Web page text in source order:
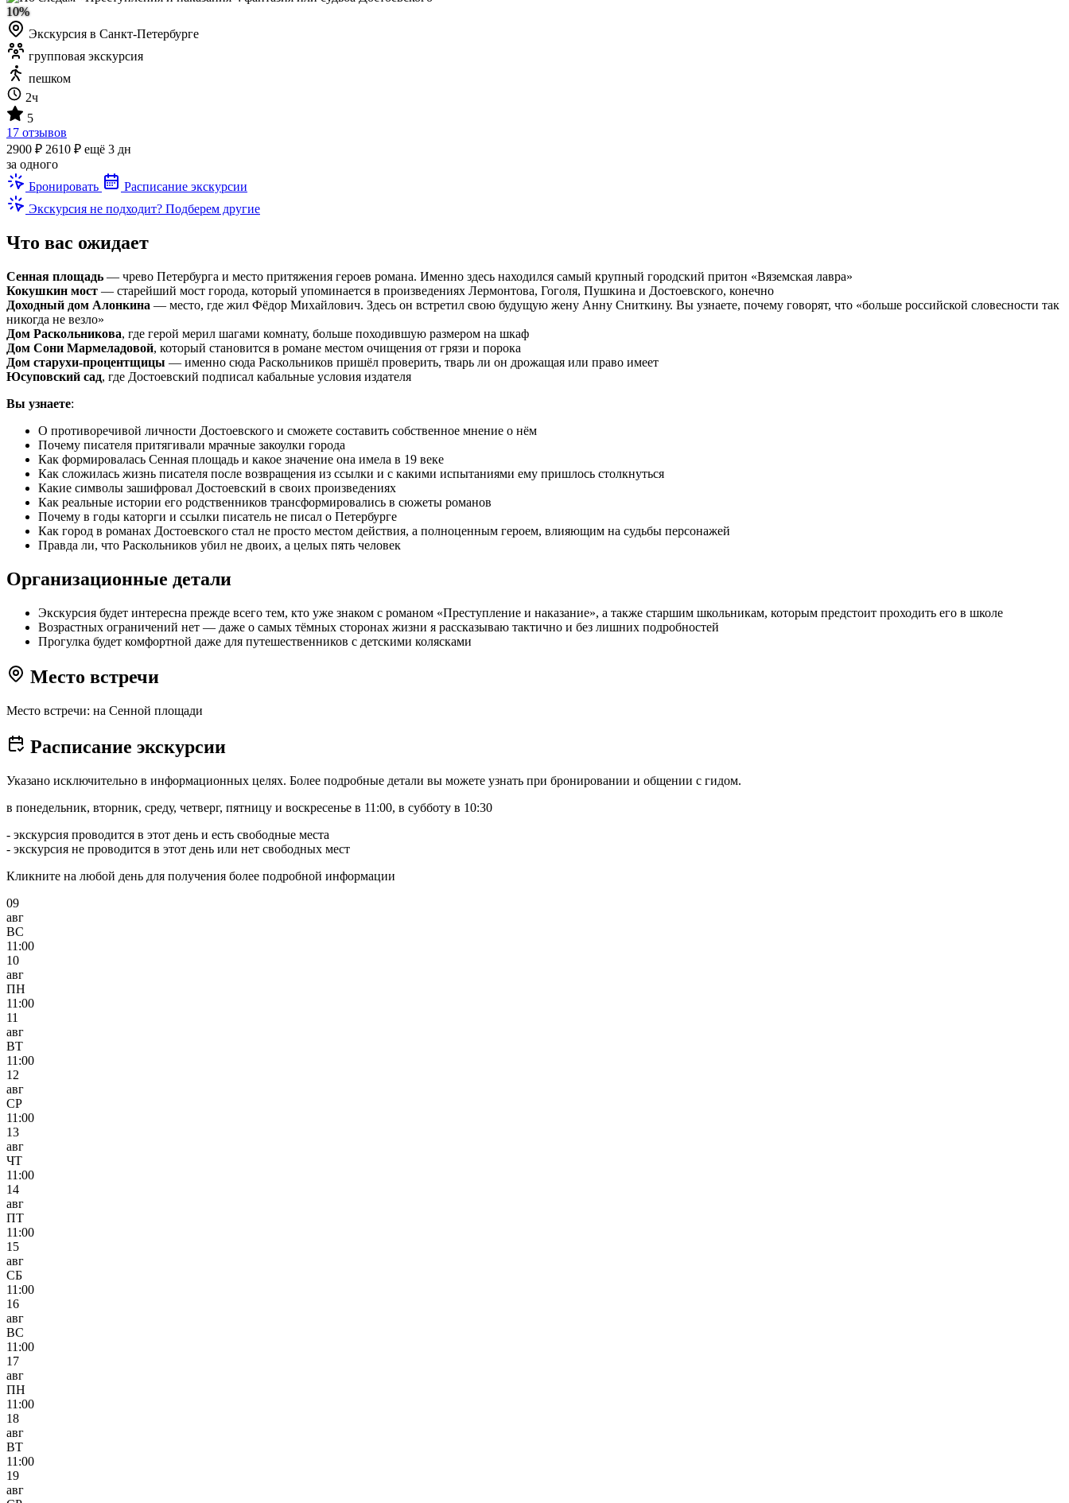
10%
Экскурсия в Санкт-Петербурге
групповая экскурсия
пешком
2ч
5
17 отзывов
2900 ₽ 2610 ₽ ещё 3 дн
за одного
Бронировать
Расписание экскурсии
Экскурсия не подходит? Подберем другие
Что вас ожидает
Сенная площадь — чрево Петербурга и место притяжения героев романа. Именно здесь находился самый крупный городский притон «Вяземская лавра»
Кокушкин мост — старейший мост города, который упоминается в произведениях Лермонтова, Гоголя, Пушкина и Достоевского, конечно
Доходный дом Алонкина — место, где жил Фёдор Михайлович. Здесь он встретил свою будущую жену Анну Сниткину. Вы узнаете, почему говорят, что «больше российской словесности так
никогда не везло»
Дом Раскольникова, где герой мерил шагами комнату, больше походившую размером на шкаф
Дом Сони Мармеладовой, который становится в романе местом очищения от грязи и порока
Дом старухи-процентщицы — именно сюда Раскольников пришёл проверить, тварь ли он дрожащая или право имеет
Юсуповский сад, где Достоевский подписал кабальные условия издателя
Вы узнаете:
О противоречивой личности Достоевского и сможете составить собственное мнение о нём
Почему писателя притягивали мрачные закоулки города
Как формировалась Сенная площадь и какое значение она имела в 19 веке
Как сложилась жизнь писателя после возвращения из ссылки и с какими испытаниями ему пришлось столкнуться
Какие символы зашифровал Достоевский в своих произведениях
Как реальные истории его родственников трансформировались в сюжеты романов
Почему в годы каторги и ссылки писатель не писал о Петербурге
Как город в романах Достоевского стал не просто местом действия, а полноценным героем, влияющим на судьбы персонажей
Правда ли, что Раскольников убил не двоих, а целых пять человек
Организационные детали
Экскурсия будет интересна прежде всего тем, кто уже знаком с романом «Преступление и наказание», а также старшим школьникам, которым предстоит проходить его в школе
Возрастных ограничений нет — даже о самых тёмных сторонах жизни я рассказываю тактично и без лишних подробностей
Прогулка будет комфортной даже для путешественников с детскими колясками
Место встречи
Место встречи: на Сенной площади
Расписание экскурсии
Указано исключительно в информационных целях. Более подробные детали вы можете узнать при бронировании и общении с гидом.
в понедельник, вторник, среду, четверг, пятницу и воскресенье в 11:00, в субботу в 10:30
- экскурсия проводится в этот день и есть свободные места
- экскурсия не проводится в этот день или нет свободных мест
Кликните на любой день для получения более подробной информации
09
авг
ВС
11:00
10
авг
ПН
11:00
11
авг
ВТ
11:00
12
авг
СР
11:00
13
авг
ЧТ
11:00
14
авг
ПТ
11:00
15
авг
СБ
11:00
16
авг
ВС
11:00
17
авг
ПН
11:00
18
авг
ВТ
11:00
19
авг